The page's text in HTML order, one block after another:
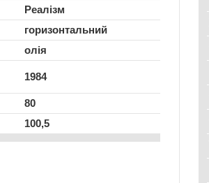
Реалізм
горизонтальний
олія
1984
80
100,5